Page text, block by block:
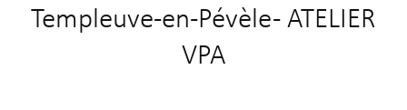
Templeuve-en-Pévèle - ATELIER
VPA